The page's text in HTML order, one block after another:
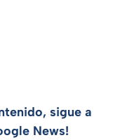
sigue a
News!